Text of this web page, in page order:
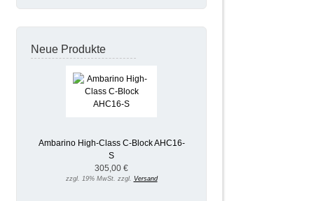
Neue Produkte
Ambarino High-Class C-Block AHC16-
S
305,00 €
zzgl. 19% MwSt. zzgl. Versand